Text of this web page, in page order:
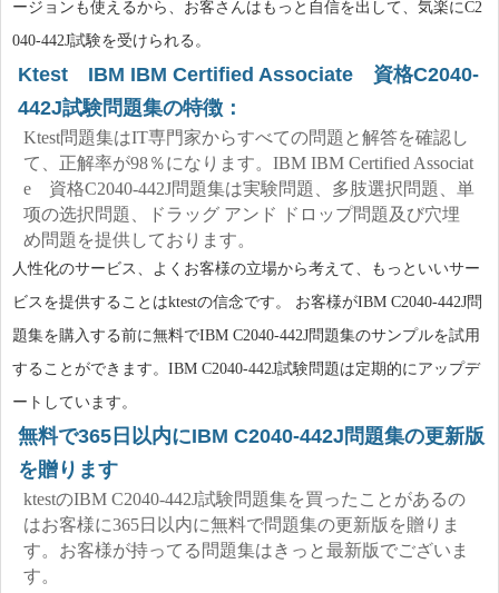
ージョンも使えるから、お客さんはもっと自信を出して、気楽にC2
040-442J試験を受けられる。
Ktest IBM IBM Certified Associate 資格C2040-
442J試験問題集の特徴：
Ktest問題集はIT専門家からすべての問題と解答を確認し
て、正解率が98％になります。IBM IBM Certified Associat
e 資格C2040-442J問題集は実験問題、多肢選択問題、単
项の选択問題、ドラッグ アンド ドロップ問題及び穴埋
め問題を提供しております。
人性化のサービス、よくお客様の立場から考えて、もっといいサー
ビスを提供することはktestの信念です。 お客様がIBM C2040-442J問
題集を購入する前に無料でIBM C2040-442J問題集のサンプルを試用
することができます。IBM C2040-442J試験問題は定期的にアップデ
ートしています。
無料で365日以内にIBM C2040-442J問題集の更新版
を贈ります
ktestのIBM C2040-442J試験問題集を買ったことがあるの
はお客様に365日以内に無料で問題集の更新版を贈りま
す。お客様が持ってる問題集はきっと最新版でございま
す。